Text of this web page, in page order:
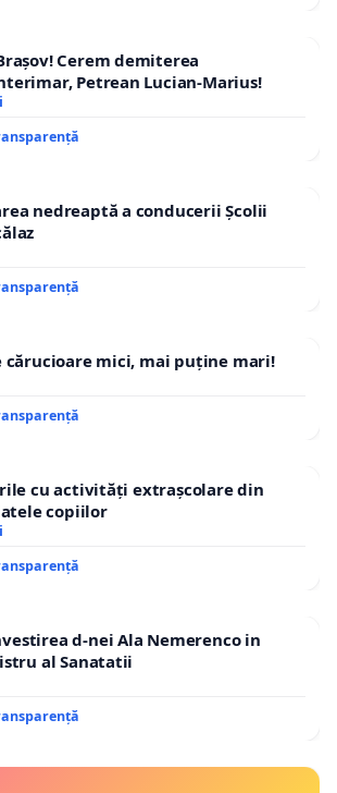
Cerem demiterea
Petrean Lucian-Marius!
nedreaptă a conducerii Școlii
cărucioare mici, mai puține mari!
cu activități extrașcolare din
copiilor
d-nei Ala Nemerenco in
al Sanatatii